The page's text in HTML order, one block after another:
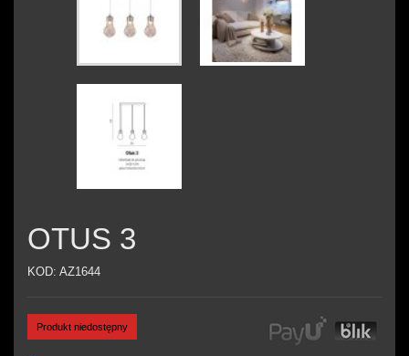
OTUS 3
KOD: AZ1644
Produkt niedostępny